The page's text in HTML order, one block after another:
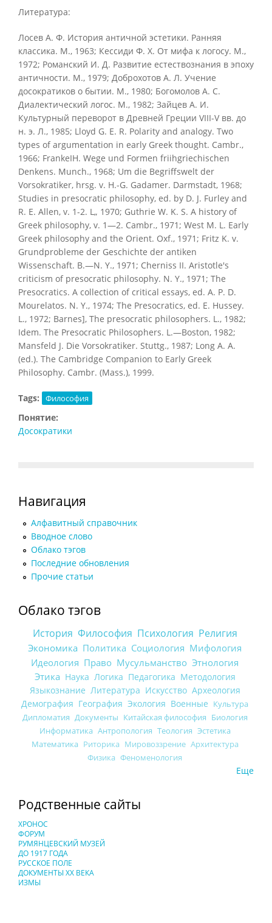
Литература:
Лосев А. Ф. История античной эстетики. Ранняя
классика. М., 1963; Кессиди Ф. X. От мифа к логосу. М.,
1972; Романский И. Д. Развитие естествознания в эпоху
античности. М., 1979; Доброхотов А. Л. Учение
досократиков о бытии. М., 1980; Богомолов А. С.
Диалектический логос. М., 1982; Зайцев А. И.
Культурный переворот в Древней Греции VIII-V вв. до
н. э. Л., 1985; Lloyd G. Е. R. Polarity and analogy. Two
types of argumentation in early Greek thought. Cambr.,
1966; FrankeIH. Wege und Formen friihgriechischen
Denkens. Munch., 1968; Um die Begriffswelt der
Vorsokratiker, hrsg. v. H.-G. Gadamer. Darmstadt, 1968;
Studies in presocratic philosophy, ed. by D. J. Furley and
R. E. Allen, v. 1-2. L„ 1970; Guthrie W. K. S. A history of
Greek philosophy, v. 1—2. Cambr., 1971; West M. L. Early
Greek philosophy and the Orient. Oxf., 1971; Fritz K. v.
Grundprobleme der Geschichte der antiken
Wissenschaft. В.—N. Y., 1971; Cherniss II. Aristotle's
criticism of presocratic philosophy. N. Y., 1971; The
Presocratics. A collection of critical essays, ed. A. P. D.
Mourelatos. N. Y., 1974; The Presocratics, ed. E. Hussey.
L., 1972; Barnes], The presocratic philosophers. L., 1982;
Idem. The Presocratic Philosophers. L.—Boston, 1982;
Mansfeld J. Die Vorsokratiker. Stuttg., 1987; Long A. A.
(ed.). The Cambridge Companion to Early Greek
Philosophy. Cambr. (Mass.), 1999.
Tags: Философия
Понятие:
Досократики
Навигация
Алфавитный справочник
Вводное слово
Облако тэгов
Последние обновления
Прочие статьи
Облако тэгов
История Философия Психология Религия
Экономика Политика Социология Мифология
Идеология Право Мусульманство Этнология
Этика Наука Логика Педагогика Методология
Языкознание Литература Искусство Археология
Демография География Экология Военные Культура
Дипломатия Документы Китайская философия Биология
Информатика Антропология Теология Эстетика
Математика Риторика Мировоззрение Архитектура
Физика Феноменология
Еще
Родственные сайты
ХРОНОС
ФОРУМ
РУМЯНЦЕВСКИЙ МУЗЕЙ
ДО 1917 ГОДА
РУССКОЕ ПОЛЕ
ДОКУМЕНТЫ XX ВЕКА
ИЗМЫ